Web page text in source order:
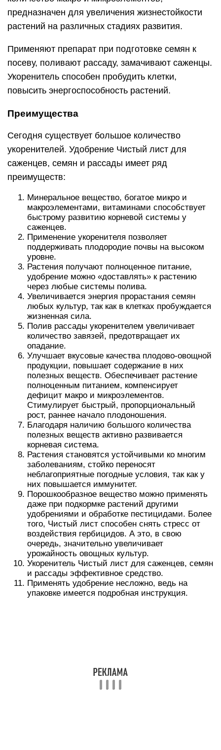
предназначен для увеличения жизнестойкости
растений на различных стадиях развития.
Применяют препарат при подготовке семян к
посеву, поливают рассаду, замачивают саженцы.
Укоренитель способен пробудить клетки,
повысить энергоспособность растений.
Преимущества
Сегодня существует большое количество
укоренителей. Удобрение Чистый лист для
саженцев, семян и рассады имеет ряд
преимуществ:
Минеральное вещество, богатое микро и
макроэлементами, витаминами способствует
быстрому развитию корневой системы у
саженцев.
Применение укоренителя позволяет
поддерживать плодородие почвы на высоком
уровне.
Растения получают полноценное питание,
удобрение можно «доставлять» к растению
через любые системы полива.
Увеличивается энергия прорастания семян
любых культур, так как в клетках пробуждается
жизненная сила.
Полив рассады укоренителем увеличивает
количество завязей, предотвращает их
опадание.
Улучшает вкусовые качества плодово-овощной
продукции, повышает содержание в них
полезных веществ. Обеспечивает растение
полноценным питанием, компенсирует
дефицит макро и микроэлементов.
Стимулирует быстрый, пропорциональный
рост, раннее начало плодоношения.
Благодаря наличию большого количества
полезных веществ активно развивается
корневая система.
Растения становятся устойчивыми ко многим
заболеваниям, стойко переносят
неблагоприятные погодные условия, так как у
них повышается иммунитет.
Порошкообразное вещество можно применять
даже при подкормке растений другими
удобрениями и обработке пестицидами. Более
того, Чистый лист способен снять стресс от
воздействия гербицидов. А это, в свою
очередь, значительно увеличивает
урожайность овощных культур.
Укоренитель Чистый лист для саженцев, семян
и рассады эффективное средство.
Применять удобрение несложно, ведь на
упаковке имеется подробная инструкция.